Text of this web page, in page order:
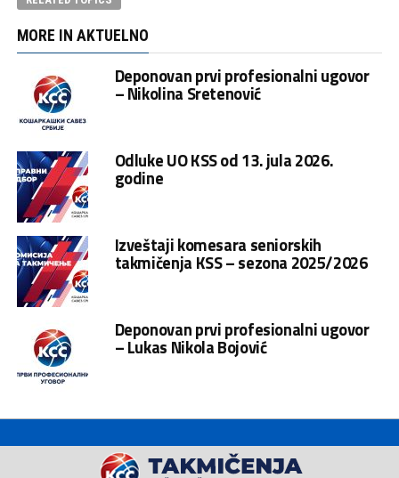
MORE IN AKTUELNO
Deponovan prvi profesionalni ugovor
– Nikolina Sretenović
Odluke UO KSS od 13. jula 2026.
godine
Izveštaji komesara seniorskih
takmičenja KSS – sezona 2025/2026
Deponovan prvi profesionalni ugovor
– Lukas Nikola Bojović